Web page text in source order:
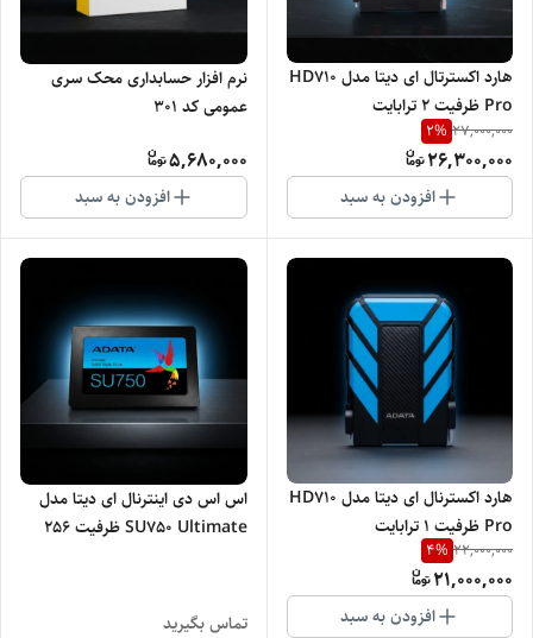
هارد اکسترتال ای دیتا مدل HD710
Pro ظرفیت 2 ترابایت
27,000,000
2%
26,300,000
افزودن به سبد
نرم افزار حسابداری محک سری
عمومی کد 301
5,680,000
افزودن به سبد
هارد اکسترنال ای دیتا مدل HD710
Pro ظرفیت 1 ترابایت
22,000,000
4%
21,000,000
افزودن به سبد
اس اس دی اینترنال ای دیتا مدل
SU750 Ultimate ظرفیت 256
تماس بگیرید